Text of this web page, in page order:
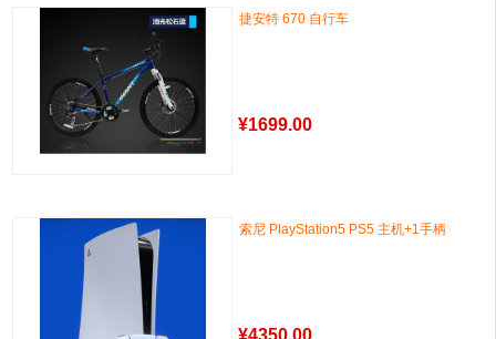
捷安特 670 自行车
¥1699.00
索尼 PlayStation5 PS5 主机+1手柄
¥4350.00